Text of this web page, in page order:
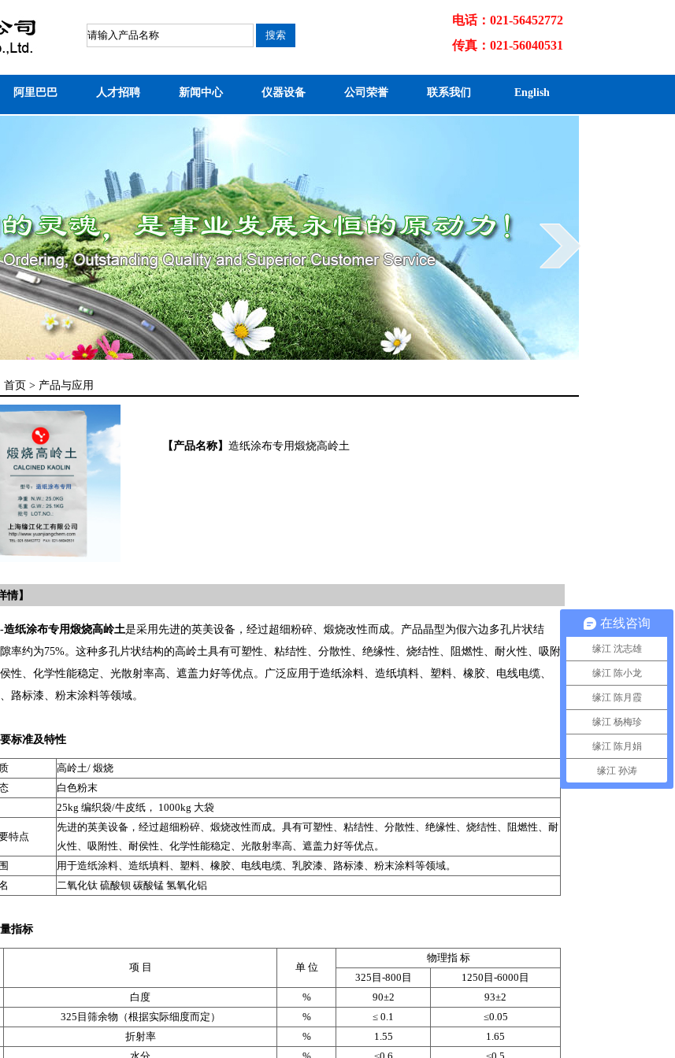
电话：021-56452772
传真：021-56040531
阿里巴巴 人才招聘 新闻中心 仪器设备 公司荣誉 联系我们 English
首页 > 产品与应用
【产品名称】 造纸涂布专用煅烧高岭土
情】
造纸涂布专用煅烧高岭土是采用先进的英美设备，经过超细粉碎、煅烧改性而成。产品晶型为假六边多孔片状结
率约为75%。这种多孔片状结构的高岭土具有可塑性、粘结性、分散性、绝缘性、烧结性、阻燃性、耐火性、吸附
性、化学性能稳定、光散射率高、遮盖力好等优点。广泛应用于造纸涂料、造纸填料、塑料、橡胶、电线电缆、
路标漆、粉末涂料等领域。
标准及特性
高岭土/ 煅烧
白色粉末
25kg 编织袋/牛皮纸， 1000kg 大袋
特点
先进的英美设备，经过超细粉碎、煅烧改性而成。具有可塑性、粘结性、分散性、绝缘性、烧结性、阻燃性、耐
火性、吸附性、耐侯性、化学性能稳定、光散射率高、遮盖力好等优点。
用于造纸涂料、造纸填料、塑料、橡胶、电线电缆、乳胶漆、路标漆、粉末涂料等领域。
二氧化钛 硫酸钡 碳酸锰 氢氧化铝
指标
项 目 单 位
物理指 标
325目-800目
1250目-6000目
白度 % 90±2
93±2
325目筛余物（根据实际细度而定） % ≤ 0.1
≤0.05
折射率 % 1.55
1.65
在线咨询
缘江 沈志雄
缘江 陈小龙
缘江 陈月霞
缘江 杨梅珍
缘江 陈月娟
缘江 孙涛